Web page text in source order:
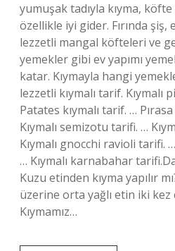
yumuşak tadıyla kıyma,
özellikle iyi gider. Fırında şiş,
lezzetli mangal köfteleri ve
yemekler gibi ev yapımı
katar. Kıymayla hangi
lezzetli kıymalı tarif. Kıymalı
Patates kıymalı tarif. …
Kıymalı semizotu tarifi. …
Kıymalı gnocchi ravioli tarifi.
… Kıymalı karnabahar
Kuzu etinden kıyma yapılır
üzerine orta yağlı etin iki kez
Kıymamız…